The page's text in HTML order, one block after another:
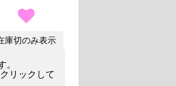
庫切のみ表示
リックして